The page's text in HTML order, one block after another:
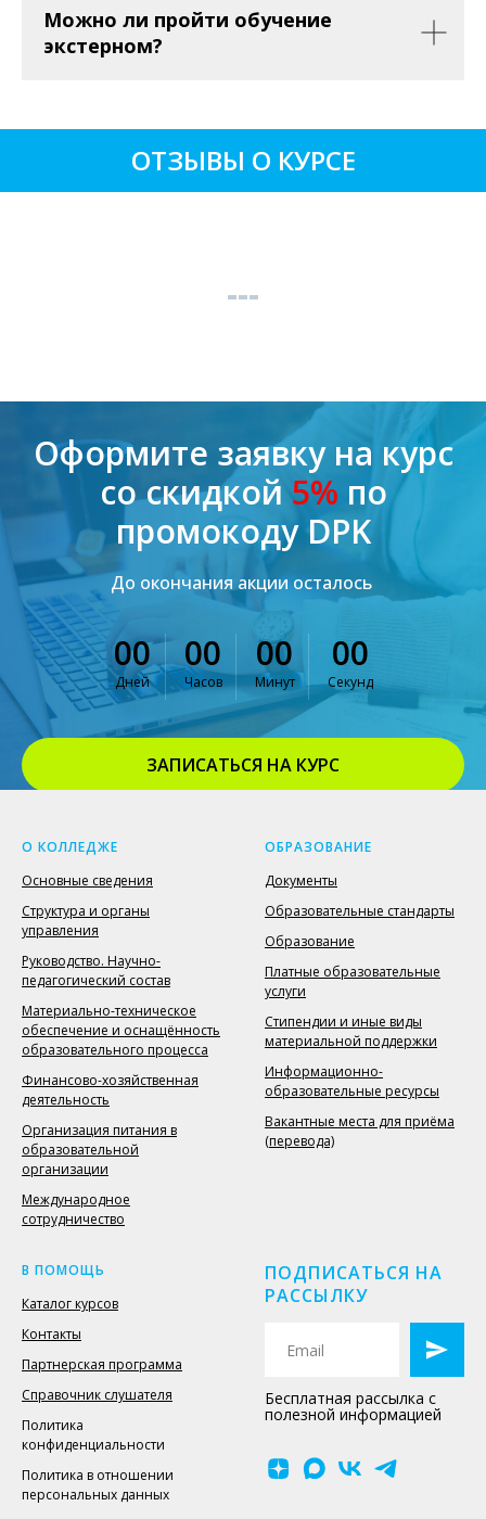
Можно ли пройти обучение
экстерном?
ОТЗЫВЫ О КУРСЕ
Оформите заявку на курс
со скидкой 5% по
промокоду DPK
До окончания акции осталось
00
Дней
00
Часов
00
Минут
00
Секунд
ЗАПИСАТЬСЯ НА КУРС
ВЕРНУТЬСЯ К ОФОРМЛЕНИЮ
О КОЛЛЕДЖЕ
Основные сведения
Структура и органы
управления
Руководство. Научно-
педагогический состав
Материально-техническое
обеспечение и оснащённость
образовательного процесса
Финансово-хозяйственная
деятельность
Организация питания в
образовательной
организации
Международное
сотрудничество
ОБРАЗОВАНИЕ
Документы
Образовательные стандарты
Образование
Платные образовательные
услуги
Стипендии и иные виды
материальной поддержки
Информационно-
образовательные ресурсы
Вакантные места для приёма
(перевода)
В ПОМОЩЬ
Каталог курсов
Контакты
Партнерская программа
Справочник слушателя
Политика
конфиденциальности
Политика в отношении
персональных данных
ПОДПИСАТЬСЯ НА
РАССЫЛКУ
Бесплатная рассылка с
полезной информацией